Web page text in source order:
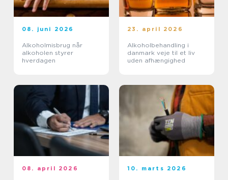
08. juni 2026
Alkoholmisbrug når
alkoholen styrer
hverdagen
23. april 2026
Alkoholbehandling i
danmark veje til et liv
uden afhængighed
08. april 2026 10. marts 2026